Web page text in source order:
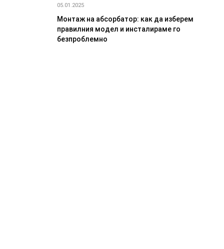
05.01.2025
Монтаж на абсорбатор: как да изберем
правилния модел и инсталираме го
безпроблемно